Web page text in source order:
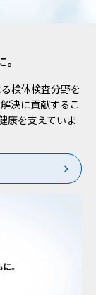
検体検査分野を
決に貢献するこ
康を支えていま